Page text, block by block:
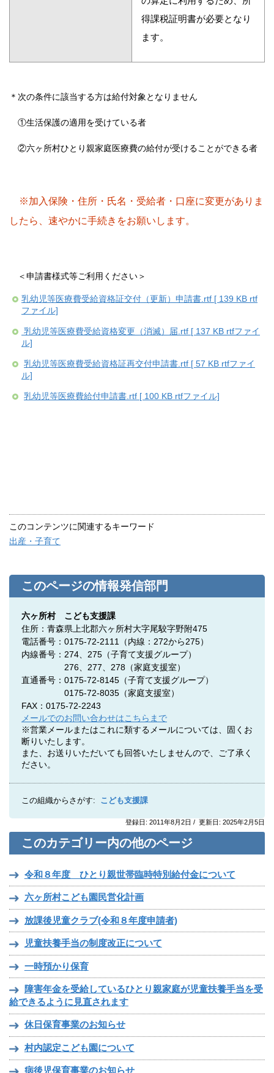
得課税証明書が必要となり
ます。
＊次の条件に該当する方は給付対象となりません
①生活保護の適用を受けている者
②六ヶ所村ひとり親家庭医療費の給付が受けることができる者
※加入保険・住所・氏名・受給者・口座に変更がありま
したら、 速やかに手続きをお願いします。
＜申請書様式等ご利用ください＞
乳幼児等医療費受給資格証交付（更新）申請書.rtf [ 139 KB rtf
ファイル]
乳幼児等医療費受給資格変更（消滅）届.rtf [ 137 KB rtfファイ
ル]
乳幼児等医療費受給資格証再交付申請書.rtf [ 57 KB rtfファイ
ル]
乳幼児等医療費給付申請書.rtf [ 100 KB rtfファイル]
このコンテンツに関連するキーワード
出産・子育て
このページの情報発信部門
六ヶ所村 こども支援課
住所：青森県上北郡六ヶ所村大字尾駮字野附475
電話番号：0175-72-2111（内線：272から275）
内線番号：274、275 （子育て支援グループ）
276、277、278（家庭支援室）
直通番号：0175-72-8145（子育て支援グループ）
0175-72-8035（家庭支援室）
FAX：0175-72-2243
メールでのお問い合わせはこちらまで
※営業メールまたはこれに類するメールについては、固くお
断りいたします。
また、お送りいただいても回答いたしませんので、ご了承く
ださい。
この組織からさがす: こども支援課
登録日: 2011年8月2日 / 更新日: 2025年2月5日
このカテゴリー内の他のページ
令和８年度 ひとり親世帯臨時特別給付金について
六ヶ所村こども園民営化計画
放課後児童クラブ(令和８年度申請者)
児童扶養手当の制度改正について
一時預かり保育
障害年金を受給しているひとり親家庭が児童扶養手当を受
給できるように見直されます
休日保育事業のお知らせ
村内認定こども園について
病後児保育事業のお知らせ